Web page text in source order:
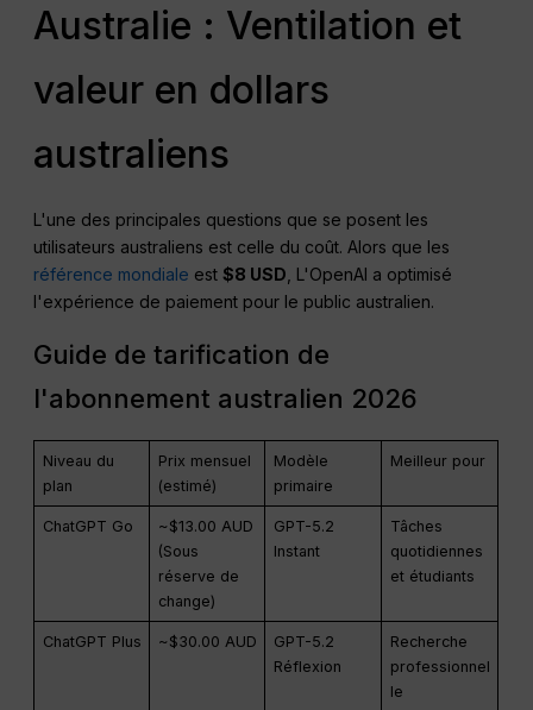
Australie : Ventilation et
valeur en dollars
australiens
L'une des principales questions que se posent les
utilisateurs australiens est celle du coût. Alors que les
référence mondiale est$8 USD , L'OpenAI a optimisé
l'expérience de paiement pour le public australien.
Guide de tarification de
l'abonnement australien 2026
Niveau du
plan
Prix mensuel
(estimé)
Modèle
primaire
Meilleur pour
ChatGPT Go
~$13.00 AUD
(Sous
réserve de
change)
GPT-5.2
Instant
Tâches
quotidiennes
et étudiants
ChatGPT Plus ~$30.00 AUD
GPT-5.2
Réflexion
Recherche
professionnel
le